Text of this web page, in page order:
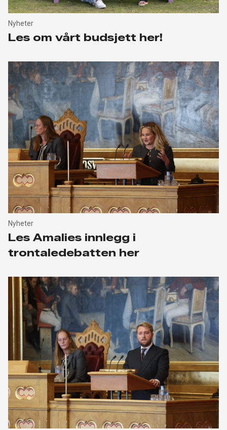
Nyheter
Les om vårt budsjett her!
Nyheter
Les Amalies innlegg i
trontaledebatten her